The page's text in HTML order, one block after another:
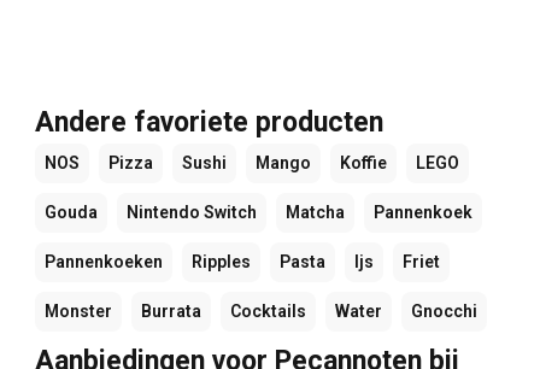
Andere favoriete producten
NOS Pizza Sushi Mango Koffie LEGO
Gouda Nintendo Switch Matcha Pannenkoek
Pannenkoeken Ripples Pasta Ijs Friet
Monster Burrata Cocktails Water Gnocchi
Aanbiedingen voor Pecannoten bij